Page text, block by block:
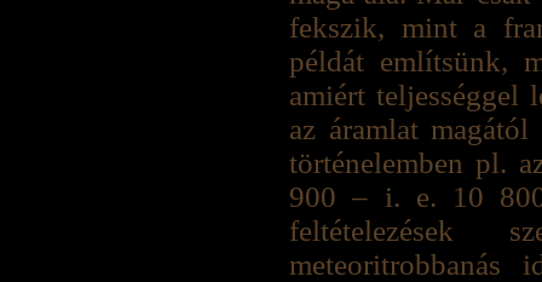
fekszik, mint a
példát említsünk,
amiért teljességgel
az áramlat
történelemben pl.
900 – i. e. 10
feltételezések